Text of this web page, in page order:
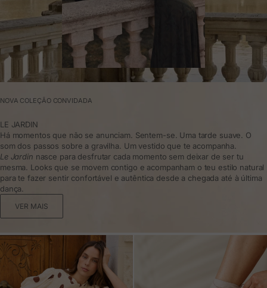
NOVA COLEÇÃO CONVIDADA
LE JARDIN
Há momentos que não se anunciam. Sentem-se. Uma tarde suave. O
som dos passos sobre a gravilha. Um vestido que te acompanha.
Le Jardin nasce para desfrutar cada momento sem deixar de ser tu
mesma. Looks que se movem contigo e acompanham o teu estilo natural
para te fazer sentir confortável e autêntica desde a chegada até à última
dança.
VER MAIS